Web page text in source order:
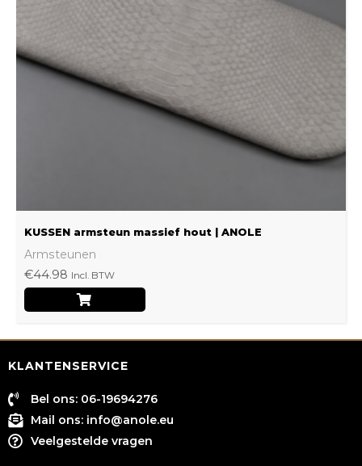
KUSSEN armsteun massief hout | ANOLE
Armsteunen
€44.98 Incl. BTW
gekozen
worden
KLANTENSERVICE
Bel ons: 06-19694276
Mail ons: info@anole.eu
Veelgestelde vragen